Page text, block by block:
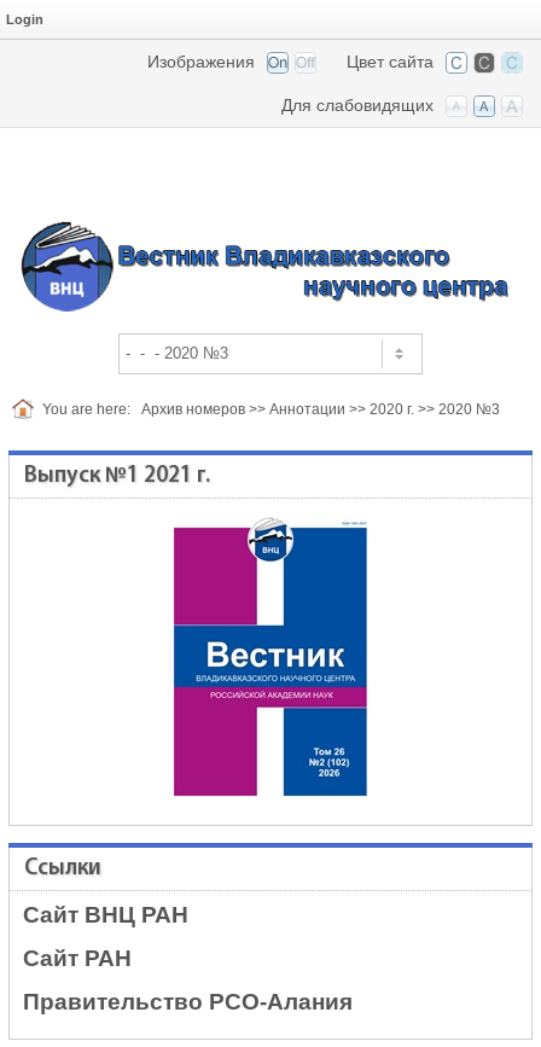
Login
Цвет сайта
Изображения
Для слабовидящих
You are here: Архив номеров >> Аннотации >> 2020 г. >> 2020 №3
Выпуск №1 2021 г.
Ссылки
Сайт ВНЦ РАН
Сайт РАН
Правительство РСО-Алания